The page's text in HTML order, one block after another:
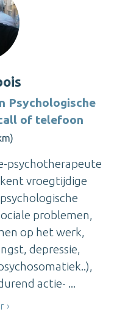
Psychologische
of telefoon
psychotherapeute
vroegtijdige
problemen,
op het werk,
depressie,
actie- ...